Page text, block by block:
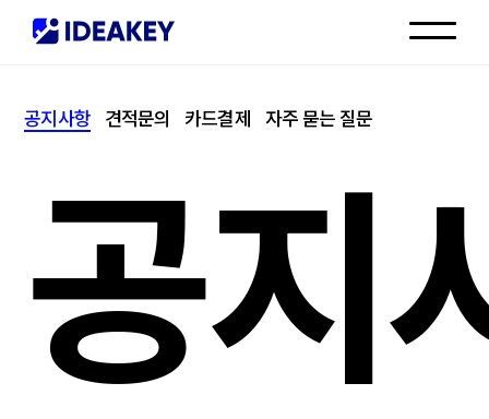
고객센터
공지사항 견적문의 카드결제 자주 묻는 질문
공지